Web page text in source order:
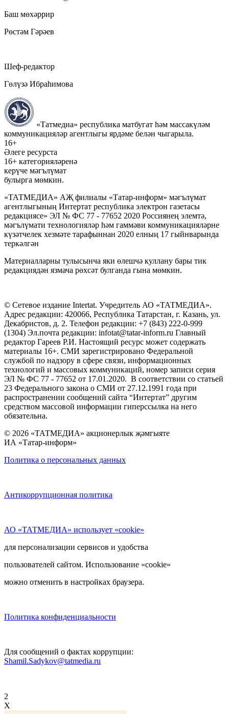
Баш мөхәррир
Рөстәм Гәрәев
Шеф-редактор
Гөлүзә Ибраһимова
«Татмедиа» республика матбугат һәм массакүләм
коммуникацияләр агентлыгы ярдәме белән чыгарыла.
16+
Әлеге ресурста
16+ категорияләренә
керүче мәгълүмат
булырга мөмкин.
«ТАТМЕДИА» АҖ филиалы «Татар-информ» мәгълүмат
агентлыгының Интертат республика электрон газетасы
редакциясе» ЭЛ № ФС 77 - 77652 2020 Россиянең элемтә,
мәгълүмати технологияләр һәм гаммәви коммуникацияләрне
күзәтчелек хезмәте тарафыннан 2020 елның 17 гыйнварында
теркәлгән
Материалларны тулысынча яки өлешчә куллану бары тик
редакциядән язмача рөхсәт булганда гына мөмкин.
© Сетевое издание Intertat. Учредитель АО «ТАТМЕДИА».
Адрес редакции: 420066, Республика Татарстан, г. Казань, ул.
Декабристов, д. 2. Телефон редакции: +7 (843) 222-0-999
(1304) Эл.почта редакции: infotat@tatar-inform.ru Главный
редактор Гареев Р.И. Настоящий ресурс может содержать
материалы 16+. СМИ зарегистрировано Федеральной
службой по надзору в сфере связи, информационных
технологий и массовых коммуникаций, номер записи серия
ЭЛ № ФС 77 - 77652 от 17.01.2020. В соответствии со статьей
23 Федерального закона о СМИ от 27.12.1991 года при
распространении сообщений сайта “Интертат” другим
средством массовой информации гиперссылка на него
обязательна.
© 2026 «ТАТМЕДИА» акционерлык җәмгыяте
ИА «Татар-информ»
Политика о персональных данных
Антикоррупционная политика
АО «ТАТМЕДИА» использует «cookie»
для персонализации сервисов и удобства
пользователей сайтом. Использование «cookie»
можно отменить в настройках браузера.
Политика конфиденциальности
Для сообщений о фактах коррупции:
Shamil.Sadykov@tatmedia.ru
2
X